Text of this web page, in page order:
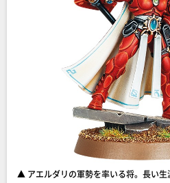
▲ アエルダリの軍勢を率いる将。長い